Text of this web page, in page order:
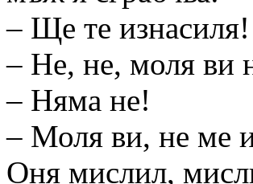
– Ще те изнасиля!
– Не, не, моля ви
– Няма не!
– Моля ви, не ме
Оня мислил,